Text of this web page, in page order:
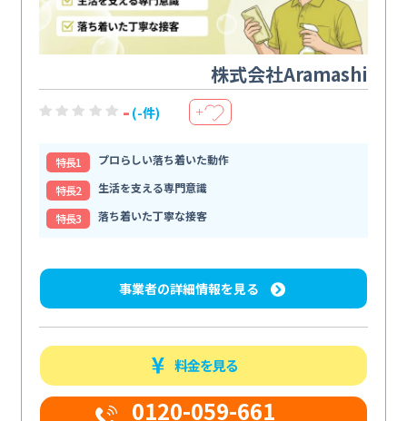
株式会社Aramashi
- (-件) ＋
特⻑1
プロらしい落ち着いた動作
特⻑2
生活を支える専門意識
特⻑3
落ち着いた丁寧な接客
事業者の詳細情報を見る
料金を見る
0120-059-661